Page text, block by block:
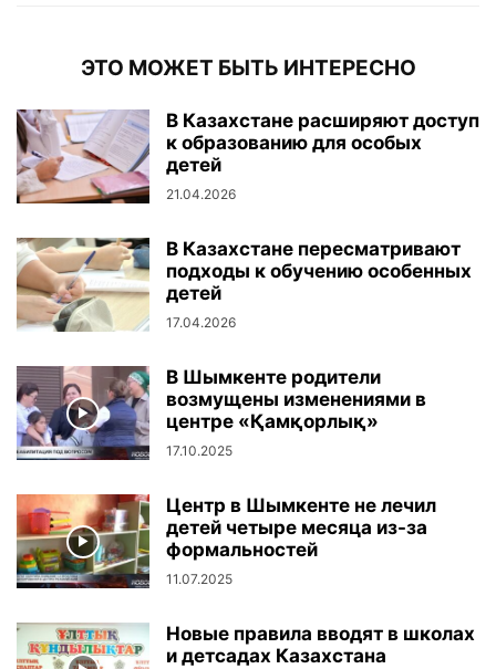
ЭТО МОЖЕТ БЫТЬ ИНТЕРЕСНО
В Казахстане расширяют доступ
к образованию для особых
детей
21.04.2026
В Казахстане пересматривают
подходы к обучению особенных
детей
17.04.2026
В Шымкенте родители
возмущены изменениями в
центре «Қамқорлық»
17.10.2025
Центр в Шымкенте не лечил
детей четыре месяца из-за
формальностей
11.07.2025
Новые правила вводят в школах
и детсадах Казахстана